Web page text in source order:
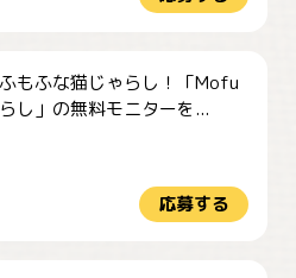
もふな猫じゃらし！「Mofu
し」の無料モニターを...
応募する